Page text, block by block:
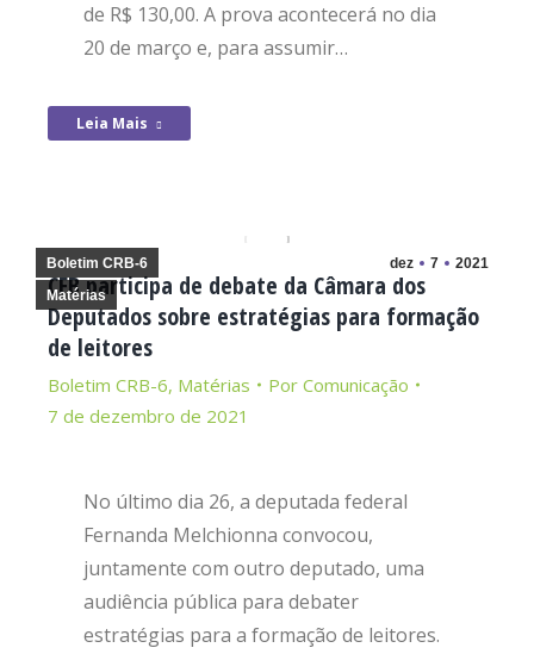
de R$ 130,00. A prova acontecerá no dia
20 de março e, para assumir…
Leia Mais
dez 7 2021
Boletim CRB-6
Matérias
CFB participa de debate da Câmara dos
Deputados sobre estratégias para formação
de leitores
Boletim CRB-6, Matérias Por Comunicação
7 de dezembro de 2021
No último dia 26, a deputada federal
Fernanda Melchionna convocou,
juntamente com outro deputado, uma
audiência pública para debater
estratégias para a formação de leitores.